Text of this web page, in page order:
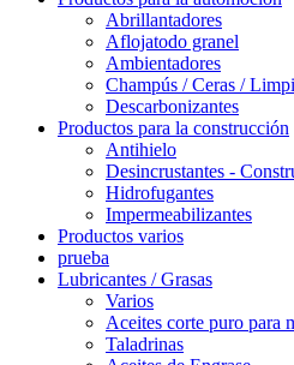
Abrillantadores
Aflojatodo granel
Ambientadores
Champús / Ceras /
Descarbonizantes
Productos para la construcción
Antihielo
Desincrustantes -
Hidrofugantes
Impermeabilizantes
Productos varios
prueba
Lubricantes / Grasas
Varios
Aceites corte puro para
Taladrinas